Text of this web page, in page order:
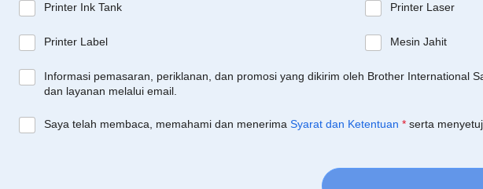
Printer Ink Tank Printer Laser
Printer Label Mesin Jahit
Informasi pemasaran, periklanan, dan promosi yang dikirim oleh Brother International
dan layanan melalui email.
Saya telah membaca, memahami dan menerima Syarat dan Ketentuan * serta